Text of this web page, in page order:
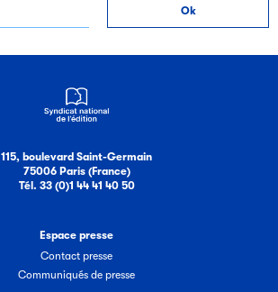
115, boulevard Saint-Germain
75006 Paris (France)
Tél. 33 (0)1 44 41 40 50
Espace presse
Contact presse
Communiqués de presse